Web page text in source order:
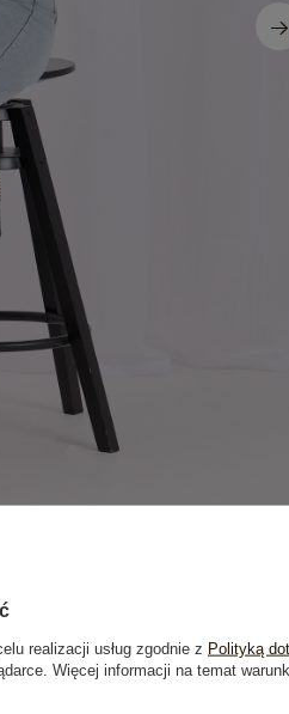
Opinie o produkcie(0)
realizacji usług zgodnie z Polityką
Więcej informacji na temat